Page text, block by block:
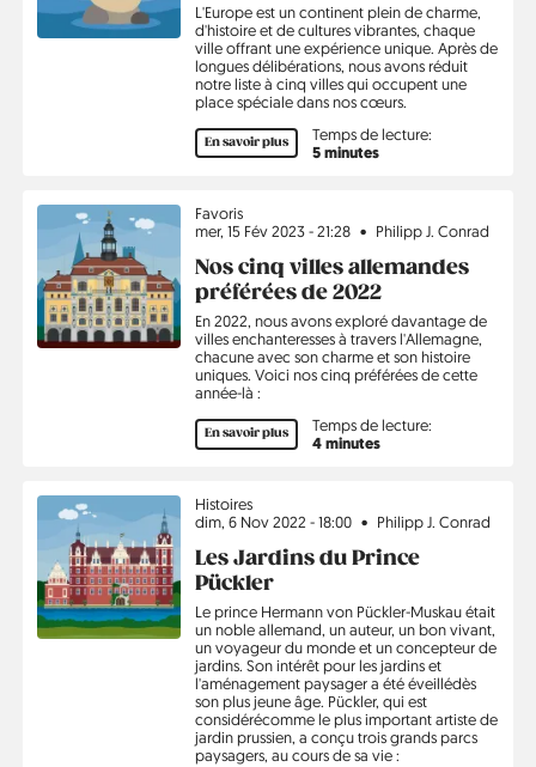
L'Europe est un continent plein de charme,
d'histoire et de cultures vibrantes, chaque
ville offrant une expérience unique. Après de
longues délibérations, nous avons réduit
notre liste à cinq villes qui occupent une
place spéciale dans nos cœurs.
En savoir plus Temps de lecture:
5 minutes
Sujet
Favoris
mer, 15 Fév 2023 - 21:28
Philipp J. Conrad
Nos cinq villes allemandes
préférées de 2022
En 2022, nous avons exploré davantage de
villes enchanteresses à travers l'Allemagne,
chacune avec son charme et son histoire
uniques. Voici nos cinq préférées de cette
année-là :
En savoir plus Temps de lecture:
4 minutes
Sujet
Histoires
dim, 6 Nov 2022 - 18:00
Philipp J. Conrad
Les Jardins du Prince
Pückler
Le prince Hermann von Pückler-Muskau était
un noble allemand, un auteur, un bon vivant,
un voyageur du monde et un concepteur de
jardins. Son intérêt pour les jardins et
l'aménagement paysager a été éveillédès
son plus jeune âge. Pückler, qui est
considérécomme le plus important artiste de
jardin prussien, a conçu trois grands parcs
paysagers, au cours de sa vie :